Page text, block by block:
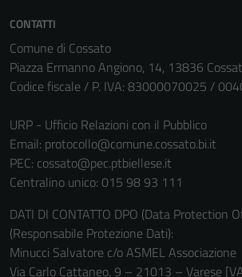
CONTATTI
Comune di Cossato
Piazza Ermanno Angiono, 14, 13836
Codice fiscale / P. IVA: 83000070025 /
URP - Ufficio Relazioni con il Pubblico
Email: protocollo@comune.cossato.bi.it
PEC: cossato@pec.ptbiellese.it
Centralino unico: 015 98 93 111
DATI DI CONTATTO DPO (Data Protection
(Responsabile Protezione Dati):
Minucci Salvatore c/o ASMEL Associazione
Via Carlo Cattaneo, 9 – 21013 – Varese